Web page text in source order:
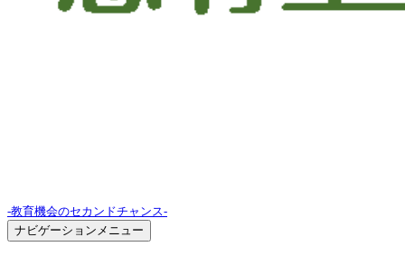
-教育機会のセカンドチャンス-
ナビゲーションメニュー